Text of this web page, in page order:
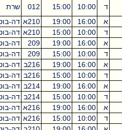
10:00
15:00
012 שרת
5
16:00
19:00 210א דה-בוטון
3
10:00
15:00 210א דה-בוטון
5
16:00
19:00
209 דה-בוטון
3
10:00
15:00
209 דה-בוטון
5
16:00
19:00 216ב דה-בוטון
5
10:00
15:00 216ב דה-בוטון
5
16:00
19:00 214ב דה-בוטון
3
10:00
15:00 214ב דה-בוטון
5
16:00
19:00 216א דה-בוטון
3
10:00
15:00 216א דה-בוטון
5